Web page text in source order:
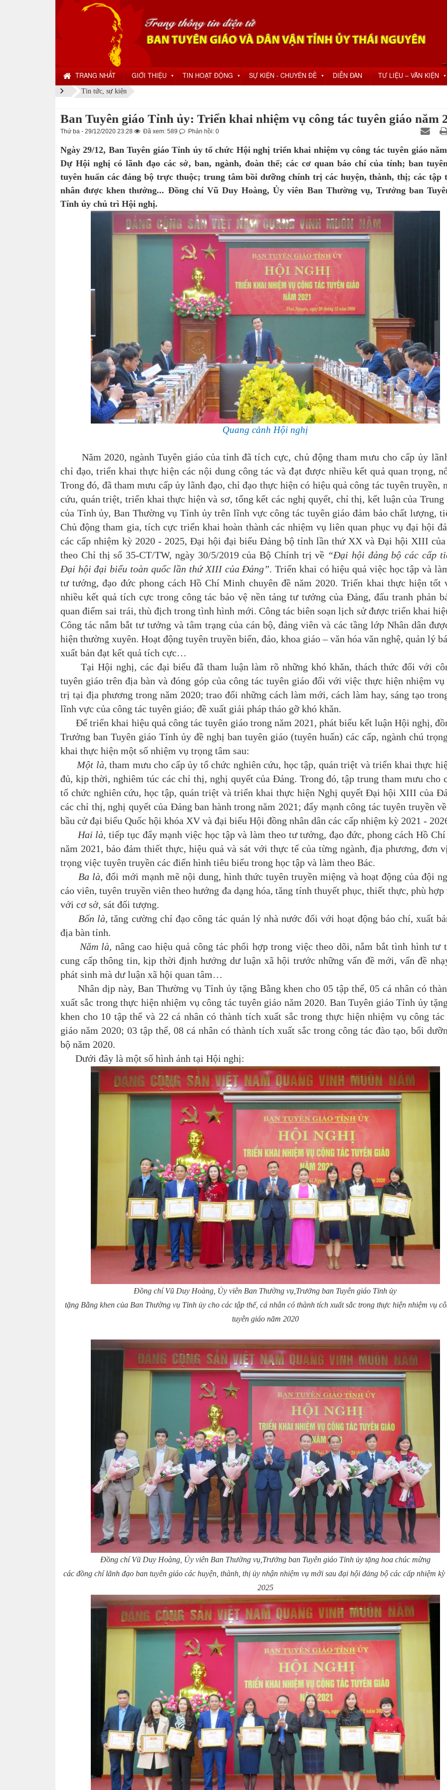
TRANG NHẤT GIỚI THIỆU ▼ TIN HOẠT ĐỘNG ▼ SỰ KIỆN - CHUYÊN ĐỀ ▼ DIỄN ĐÀN TƯ LIỆU – VĂN KIỆN ▼
Tin tức, sự kiện
Ban Tuyên giáo Tỉnh ủy: Triển khai nhiệm vụ công tác tuyên giáo năm
Thứ ba - 29/12/2020 23:28 Đã xem: 589 Phản hồi: 0
Ngày 29/12, Ban Tuyên giáo Tỉnh ủy tổ chức Hội nghị triển khai nhiệm vụ công tác tuyên giáo năm
Dự Hội nghị có lãnh đạo các sở, ban, ngành, đoàn thể; các cơ quan báo chí của tỉnh; ban
tuyên huấn các đảng bộ trực thuộc; trung tâm bồi dưỡng chính trị các huyện, thành, thị; các tập
nhân được khen thưởng... Đồng chí Vũ Duy Hoàng, Ủy viên Ban Thường vụ, Trưởng ban
Tỉnh ủy chủ trì Hội nghị.
Quang cảnh Hội nghị
Năm 2020, ngành Tuyên giáo của tỉnh đãtích cực, chủ động tham mưu cho cấp ủy
chỉ đạo, triển khai thực hiện các nội dung công tác và đạt được nhiều kết quả quan trọng,
Trong đó, đã tham mưu cấp ủy lãnh đạo, chỉ đạo thực hiện có hiệu quả công tác tuyên truyền,
cứu, quán triệt, triển khai thực hiện và sơ, tổng kết các nghị quyết, chỉ thị, kết luận của Trung
của Tỉnh ủy, Ban Thường vụ Tỉnh ủy trên lĩnh vực công tác tuyên giáo đảm bảo chất lượng,
Chủ động tham gia, tích cực triển khai hoàn thành các nhiệm vụ liên quan phục vụ đại hội
các cấp nhiệm kỳ 2020 - 2025, Đại hội đại biểu Đảng bộ tỉnh lần thứ XX và Đại hội XIII
theo Chỉ thị số 35-CT/TW, ngày 30/5/2019 của Bộ Chính trị về “Đại hội đảng bộ các cấp
Đại hội đại biểu toàn quốc lần thứ XIII của Đảng”. Triển khai có hiệu quả việc học tập và
tư tưởng, đạo đức phong cách Hồ Chí Minh chuyên đề năm 2020. Triển khai thực hiện tốt
nhiều kết quả tích cực trong công tác bảo vệ nền tảng tư tưởng của Đảng, đấu tranh phản
quan điểm sai trái, thù địch trong tình hình mới. Công tác biên soạn lịch sử được triển khai
Công tác nắm bắt tư tưởng và tâm trạng của cán bộ, đảng viên và các tầng lớp Nhân dân
hiện thường xuyên. Hoạt động tuyên truyền biển, đảo, khoa giáo – văn hóa văn nghệ, quản lý
xuất bản đạt kết quả tích cực…
Tại Hội nghị, các đại biểu đã tham luận làm rõ những khó khăn, thách thức đối với
tuyên giáo trên địa bàn và đóng góp của công tác tuyên giáo đối với việc thực hiện nhiệm
trị tại địa phương trong năm 2020; trao đổi những cách làm mới, cách làm hay, sáng tạo
lĩnh vực của công tác tuyên giáo; đề xuất giải pháp tháo gỡ khó khăn.
Để triển khai hiệu quả công tác tuyên giáo trong năm 2021, phát biểu kết luận Hội nghị,
Trưởng ban Tuyên giáo Tỉnh ủy đề nghị ban tuyên giáo (tuyên huấn) các cấp, ngành chú
khai thực hiện một số nhiệm vụ trọng tâm sau:
Một là, tham mưu cho cấp ủy tổ chức nghiên cứu, học tập, quán triệt và triển khai thực
đủ, kịp thời, nghiêm túc các chỉ thị, nghị quyết của Đảng. Trong đó, tập trung tham mưu cho
tổ chức nghiên cứu, học tập, quán triệt và triển khai thực hiện Nghị quyết Đại hội XIII của
các chỉ thị, nghị quyết của Đảng ban hành trong năm 2021; đẩy mạnh công tác tuyên truyền
bầu cử đại biểu Quốc hội khóa XV và đại biểu Hội đồng nhân dân các cấp nhiệm kỳ 2021 -
Hai là, tiếp tục đẩy mạnh việc học tập và làm theo tư tưởng, đạo đức, phong cách Hồ
năm 2021, bảo đảm thiết thực, hiệu quả và sát với thực tế của từng ngành, địa phương, đơn
trọng việc tuyên truyền các điển hình tiêu biểu trong học tập và làm theo Bác.
Ba là, đổi mới mạnh mẽ nội dung, hình thức tuyên truyền miệng và hoạt động của đội
cáo viên, tuyên truyền viên theo hướng đa dạng hóa, tăng tính thuyết phục, thiết thực, phù hợp
với cơ sở, sát đối tượng.
Bốn là, tăng cường chỉ đạo công tác quản lý nhà nước đối với hoạt động báo chí, xuất
địa bàn tỉnh.
Năm là, nâng cao hiệu quả công tác phối hợp trong việc theo dõi, nắm bắt tình hình tư
cung cấp thông tin, kịp thời định hướng dư luận xã hội trước những vấn đề mới, vấn đề
phát sinh mà dư luận xã hội quan tâm…
Nhân dịp này, Ban Thường vụ Tỉnh ủy tặng Bằng khen cho 05 tập thể, 05 cá nhân có
xuất sắc trong thực hiện nhiệm vụ công tác tuyên giáo năm 2020. Ban Tuyên giáo Tỉnh ủy
khen cho 10 tập thể và 22 cá nhân có thành tích xuất sắc trong thực hiện nhiệm vụ công tác
giáo năm 2020; 03 tập thể, 08 cá nhân có thành tích xuất sắc trong công tác đào tạo, bổi
bộ năm 2020.
Dưới đây là một số hình ảnh tại Hội nghị:
Đồng chí Vũ Duy Hoàng, Ủy viên Ban Thường vụ,Trưởng ban Tuyên giáo Tỉnh ủy
tặng Bằng khen của Ban Thường vụ Tỉnh ủy cho các tập thể, cá nhân có thành tích xuất sắc trong thực hiện nhiệm vụ
tuyên giáo năm 2020
Đồng chí Vũ Duy Hoàng, Ủy viên Ban Thường vụ,Trưởng ban Tuyên giáo Tỉnh ủy tặng hoa chúc mừng
các đồng chí lãnh đạo ban tuyên giáo các huyện, thành, thị ủy nhận nhiệm vụ mới sau đại hội đảng bộ các cấp nhiệm kỳ
2025